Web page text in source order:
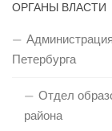
ОРГАНЫ ВЛАСТИ
Петербурга
Отдел
района